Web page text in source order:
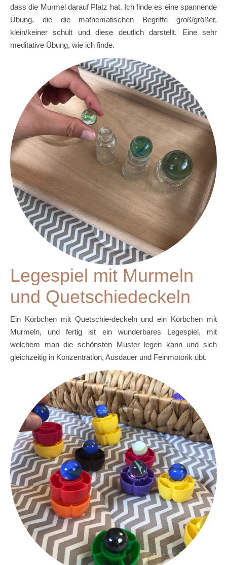
dass die Murmel darauf Platz hat. Ich finde es eine spannende
Übung, die die mathematischen Begriffe groß/größer,
klein/keiner schult und diese deutlich darstellt. Eine sehr
meditative Übung, wie ich finde.
Legespiel mit Murmeln
und Quetschiedeckeln
Ein Körbchen mit Quetschie-deckeln und ein Körbchen mit
Murmeln, und fertig ist ein wunderbares Legespiel, mit
welchem man die schönsten Muster legen kann und sich
gleichzeitig in Konzentration, Ausdauer und Feinmotorik übt.